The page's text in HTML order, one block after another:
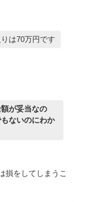
は70万円です
が妥当なの
ないのにわか
損をしてしまうこ